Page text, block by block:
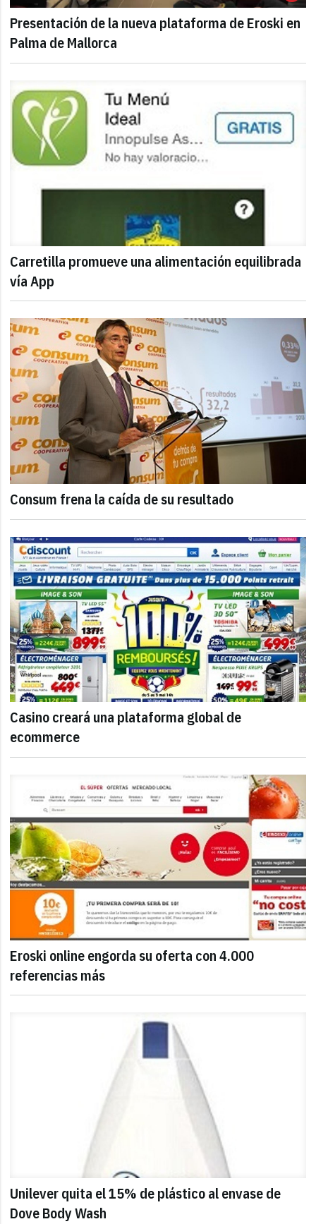
Presentación de la nueva plataforma de Eroski en
Palma de Mallorca
Carretilla promueve una alimentación equilibrada
vía App
Consum frena la caída de su resultado
Casino creará una plataforma global de
ecommerce
Eroski online engorda su oferta con 4.000
referencias más
Unilever quita el 15% de plástico al envase de
Dove Body Wash